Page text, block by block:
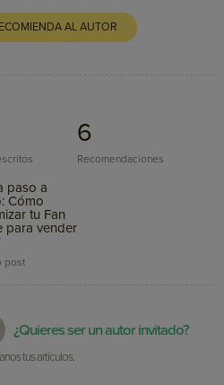
AL AUTOR
6
Recomendaciones
paso a
Cómo
tu Fan
para vender
post
¿Quieres ser un autor invitado?
tus artículos.